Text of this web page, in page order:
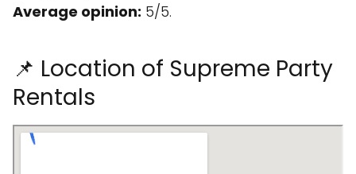
Average opinion: 5/5.
📌 Location of Supreme Party
Rentals